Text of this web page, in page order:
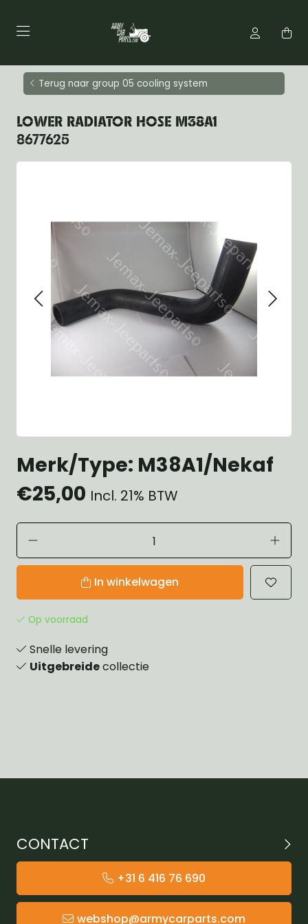
Terug naar group 05 cooling system
LOWER RADIATOR HOSE M38A1
8677625
Merk/Type: M38A1/Nekaf
€25,00 Incl. 21% BTW
In winkelwagen
Op voorraad
Snelle levering
Uitgebreidecollectie
CONTACT
+31 6 416 76 690
webshop@armycarparts.com